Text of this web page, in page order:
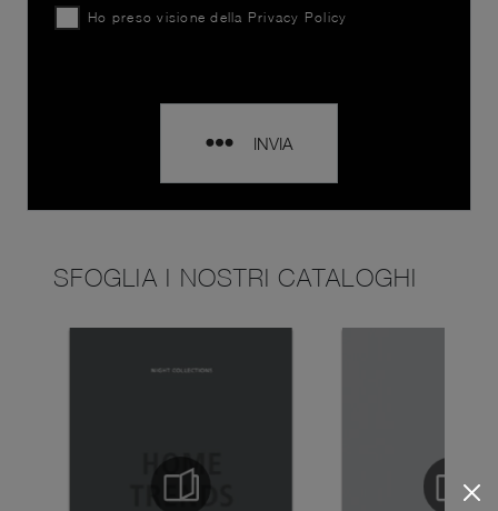
Ho preso visione della Privacy Policy
INVIA
SFOGLIA I NOSTRI CATALOGHI